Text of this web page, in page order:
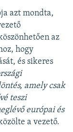
azt mondta,
az
hogy
és sikeres
amely csak
teszi
európai és
a vezető.